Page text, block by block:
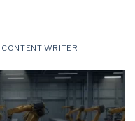
CONTENT WRITER